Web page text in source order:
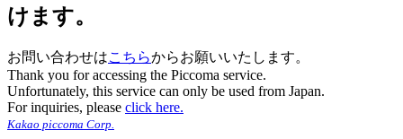
けます。
お問い合わせはこちらからお願いいたします。
Thank you for accessing the Piccoma service.
Unfortunately, this service can only be used from Japan.
For inquiries, please click here.
Kakao piccoma Corp.